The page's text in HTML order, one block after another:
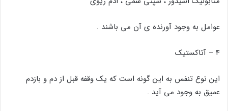
عوامل به وجود آورنده ی آن می باشند .
۴ – آتاکستیک
این نوع تنفس به این گونه است که یک وقفه قبل از دم و بازدم
عمیق به وجود می آید .